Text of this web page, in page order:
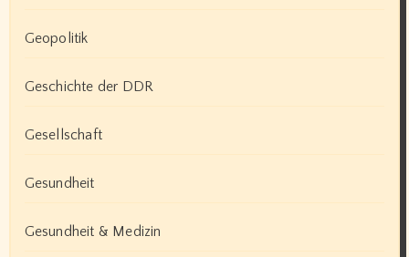
Geopolitik
Geschichte der DDR
Gesellschaft
Gesundheit
Gesundheit & Medizin